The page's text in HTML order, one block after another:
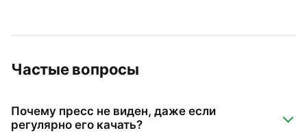
Частые вопросы
Почему пресс не виден, даже если
регулярно его качать?